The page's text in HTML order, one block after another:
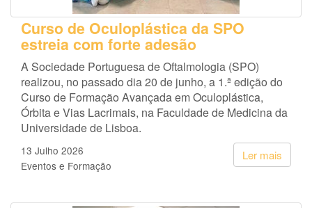
Curso de Oculoplástica da SPO
estreia com forte adesão
A Sociedade Portuguesa de Oftalmologia (SPO)
realizou, no passado dia 20 de junho, a 1.ª edição do
Curso de Formação Avançada em Oculoplástica,
Órbita e Vias Lacrimais, na Faculdade de Medicina da
Universidade de Lisboa.
Ler mais
13 Julho 2026
Eventos e Formação